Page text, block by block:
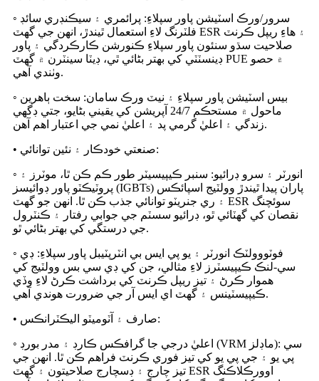
◦ سرور/ورڪ اسٽيشن پاور سپلاءِ: پرائمري ۽ سيڪنڊري سائڊ
فلٽرنگ لاءِ استعمال ٿيندڙ، انهن جي گهٽ ESR ۽ هاءِ ريپل ڪرنٽ
صلاحيت سڌو سنئون پاور سپلاءِ ڪنورشن ڪارڪردگي ۽ پاور
ڊينسٽٽي کي بهتر بڻائي ٿي، ڊيٽا سينٽرن ۾ گهٽ PUE ۾ حصو
وٺندي آهي.
◦ بيس اسٽيشن پاور سپلاءِ ۽ نيٽ ورڪ سامان: سخت ٻاهرين
ماحول ۾ مستحڪم 24/7 آپريشن کي يقيني بڻايو، جتي ڊگهي
زندگي ۽ اعليٰ گرمي پد ۽ اعليٰ نمي جي اعتبار اهم آهن.
• صنعتي خودڪار ۽ نئين توانائي:
◦ انورٽر ۽ سرو ڊرائيو: سنبر ڪيپيسيٽر طور ڪم ڪن ٿا، موٽرز ۽
پروٽيڪٽو پاور ڊوائيسز (IGBTs) پاران پيدا ٿيندڙ وولٽيج اسپائڪس
۽ ري جنريٽو توانائي جذب ڪن ٿا. انهن جو گهٽ ESR سوئچنگ
نقصان کي گھٽائي ٿو، ڊرائيو سسٽم جي جوابي رفتار ۽ ڪنٽرول
جي درستگي کي بهتر بڻائي ٿو.
◦ فوٽووولٽڪ انورٽر ۽ يو پي ايس بي انٽرپٽيبل پاور سپلاءِ: ڊي
سي-لنڪ ڪيپيسٽرز لاءِ مثالي، جن کي ڊي سي بس وولٽيج کي
هموار ڪرڻ ۽ تيز ريپل ڪرنٽ کي برداشت ڪرڻ لاءِ وڏي
ڪيپيسٽينس ۽ گهٽ اي ايس آر جي ضرورت هوندي آهي.
• صارف ۽ آٽوميٽو اليڪٽرانڪس:
◦ اعليٰ درجي جا گرافڪس ڪارڊ ۽ مدر بورڊ (VRM ماڊلز): سي
پي يو ۽ جي پي يو کي تيز فوري ڪرنٽ فراهم ڪن ٿا. انهن جي
تيز چارج ۽ ڊسچارج صلاحيتون ۽ گهٽ ESR اوورڪلاڪنگ